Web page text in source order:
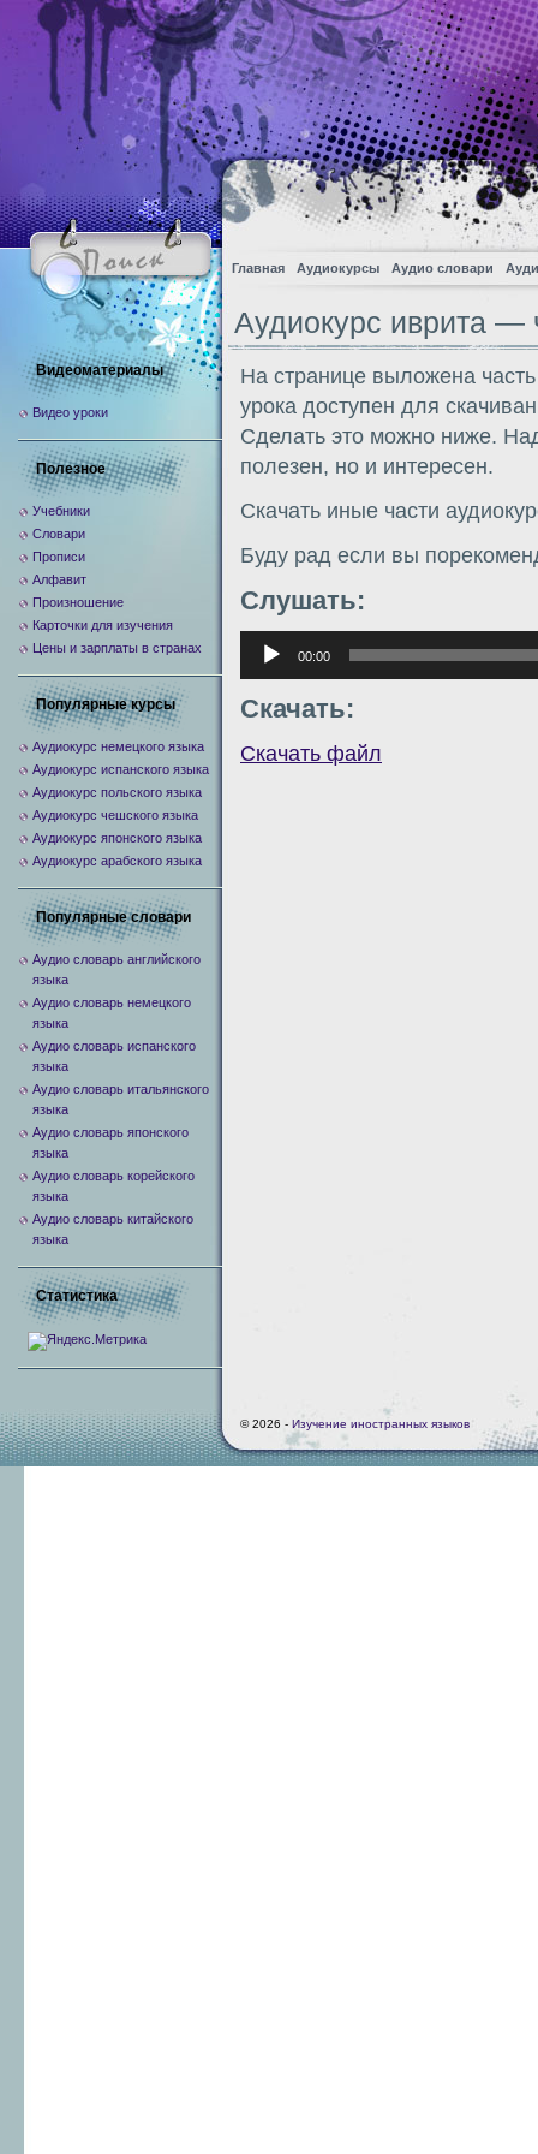
Главная Аудиокурсы Аудио словари
Аудиокурс иврита —
На странице выложена
урока доступен для
Сделать это можно ниже.
полезен, но и интересен.
Скачать иные части
Буду рад если вы
Слушать:
Аудиоплеер
00:00
Скачать:
Скачать файл
Видеоматериалы
Видео уроки
Полезное
Учебники
Словари
Прописи
Алфавит
Произношение
Карточки для изучения
Цены и зарплаты в странах
Популярные курсы
Аудиокурс немецкого языка
Аудиокурс испанского языка
Аудиокурс польского языка
Аудиокурс чешского языка
Аудиокурс японского языка
Аудиокурс арабского языка
Популярные словари
Аудио словарь английского
языка
Аудио словарь немецкого
языка
Аудио словарь испанского
языка
Аудио словарь итальянского
языка
Аудио словарь японского
языка
Аудио словарь корейского
языка
Аудио словарь китайского
языка
Статистика
© 2026 - Изучение иностранных языков